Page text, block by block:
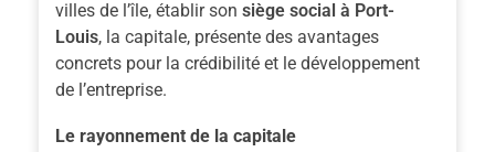
villes de l’île, établir son siège social à Port-
Louis, la capitale, présente des avantages
concrets pour la crédibilité et le développement
de l’entreprise.
Le rayonnement de la capitale